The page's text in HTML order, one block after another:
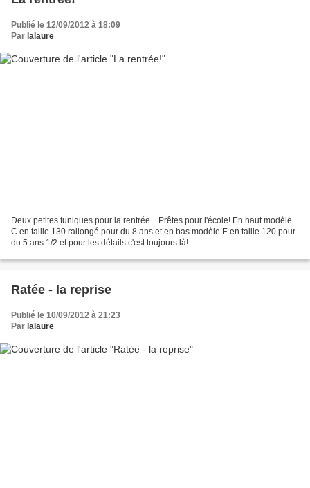
Publié le 12/09/2012 à 18:09
Par lalaure
Deux petites tuniques pour la rentrée... Prêtes pour l'école! En haut modèle
C en taille 130 rallongé pour du 8 ans et en bas modèle E en taille 120 pour
du 5 ans 1/2 et pour les détails c'est toujours là!
Ratée - la reprise
Publié le 10/09/2012 à 21:23
Par lalaure